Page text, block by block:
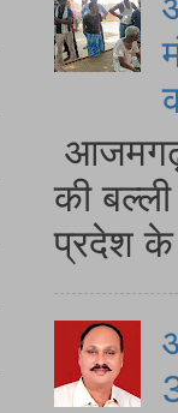
आजमगढ़
की
प्रदेश